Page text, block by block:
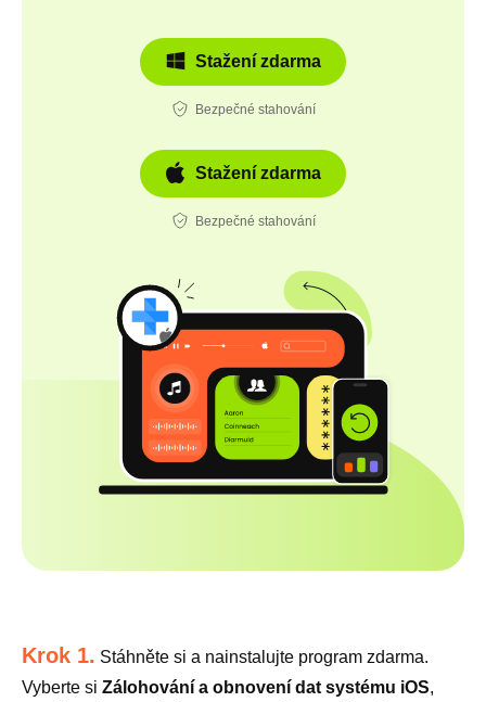
Stažení zdarma
Bezpečné stahování
Stažení zdarma
Bezpečné stahování
Krok 1. Stáhněte si a nainstalujte program zdarma.
Vyberte si Zálohování a obnovení dat systému iOS,